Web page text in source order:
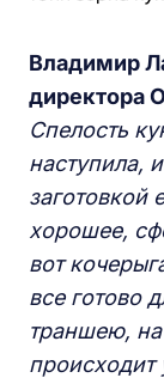
Владимир
директора
Спелость
наступила,
заготовкой
хорошее,
вот
все готово
траншею,
происходит